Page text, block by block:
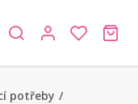
potřeby /